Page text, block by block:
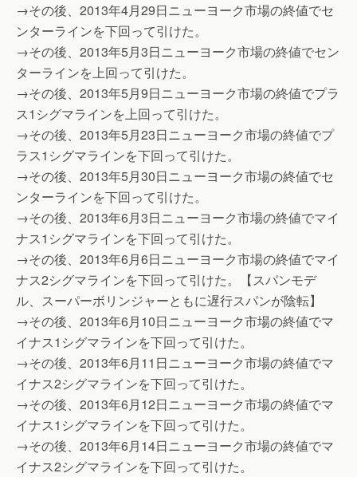
→その後、2013年4月29日ニューヨーク市場の終値でセ
ンターラインを下回って引けた。
→その後、2013年5月3日ニューヨーク市場の終値でセン
ターラインを上回って引けた。
→その後、2013年5月9日ニューヨーク市場の終値でプラ
ス1シグマラインを上回って引けた。
→その後、2013年5月23日ニューヨーク市場の終値でプ
ラス1シグマラインを下回って引けた。
→その後、2013年5月30日ニューヨーク市場の終値でセ
ンターラインを下回って引けた。
→その後、2013年6月3日ニューヨーク市場の終値でマイ
ナス1シグマラインを下回って引けた。
→その後、2013年6月6日ニューヨーク市場の終値でマイ
ナス2シグマラインを下回って引けた。【スパンモデ
ル、スーパーボリンジャーともに遅行スパンが陰転】
→その後、2013年6月10日ニューヨーク市場の終値でマ
イナス1シグマラインを下回って引けた。
→その後、2013年6月11日ニューヨーク市場の終値でマ
イナス2シグマラインを下回って引けた。
→その後、2013年6月12日ニューヨーク市場の終値でマ
イナス1シグマラインを下回って引けた。
→その後、2013年6月14日ニューヨーク市場の終値でマ
イナス2シグマラインを下回って引けた。